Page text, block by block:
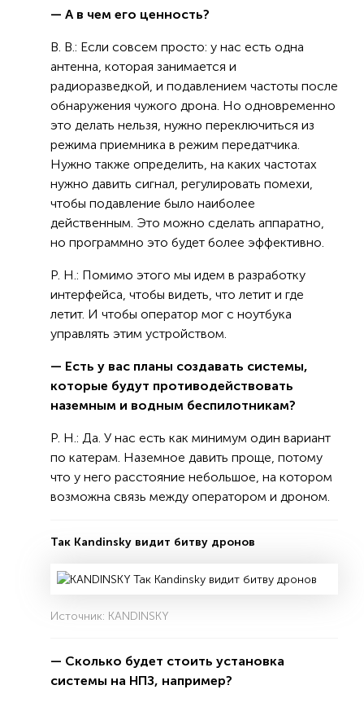
— А в чем его ценность?
В. В.: Если совсем просто: у нас есть одна
антенна, которая занимается и
радиоразведкой, и подавлением частоты после
обнаружения чужого дрона. Но одновременно
это делать нельзя, нужно переключиться из
режима приемника в режим передатчика.
Нужно также определить, на каких частотах
нужно давить сигнал, регулировать помехи,
чтобы подавление было наиболее
действенным. Это можно сделать аппаратно,
но программно это будет более эффективно.
Р. Н.: Помимо этого мы идем в разработку
интерфейса, чтобы видеть, что летит и где
летит. И чтобы оператор мог с ноутбука
управлять этим устройством.
— Есть у вас планы создавать системы,
которые будут противодействовать
наземным и водным беспилотникам?
Р. Н.: Да. У нас есть как минимум один вариант
по катерам. Наземное давить проще, потому
что у него расстояние небольшое, на котором
возможна связь между оператором и дроном.
Так Kandinsky видит битву дронов
Источник: KANDINSKY
— Сколько будет стоить установка
системы на НПЗ, например?